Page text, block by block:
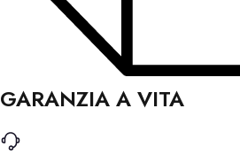
GARANZIA A VITA